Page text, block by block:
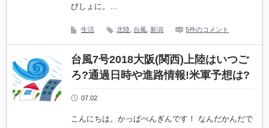
びしょに。…
生活 北陸 台風 新潟 5件のコメント
台風7号2018大阪(関西)上陸はいつご
ろ?通過日時や進路情報!米軍予想は?
07.02
こんにちは。かっぱぺんぎんです！ なんだかんだで